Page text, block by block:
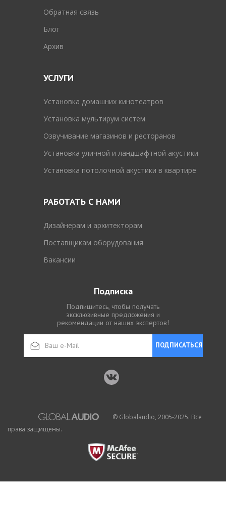
Обратная связь
Блог
Архив
УСЛУГИ
Установка домашних кинотеатров
Установка мультирум систем
Озвучивание магазинов и ресторанов
Установка уличной и ландшафтной акустики
Установка потолочной акустики в квартире
РАБОТАТЬ С НАМИ
Дизайнерам и архитекторам
Поставщикам оборудования
Вакансии
Подписка
Подпишитесь, чтобы получать
эксклюзивные предложения и
рекомендации от наших экспертов!
ПОДПИСАТЬСЯ
© Globalaudio, 2005-2025. Все
права защищены.